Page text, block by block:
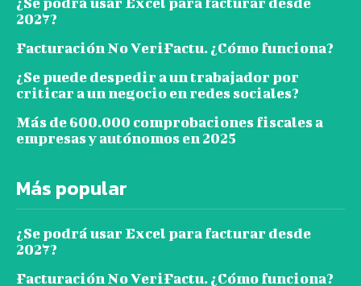
2027?
Facturación No VeriFactu. ¿Cómo funciona?
¿Se puede despedir a un trabajador por
criticar a un negocio en redes sociales?
Más de 600.000 comprobaciones fiscales a
empresas y autónomos en 2025
Más popular
¿Se podrá usar Excel para facturar desde
2027?
Facturación No VeriFactu. ¿Cómo funciona?